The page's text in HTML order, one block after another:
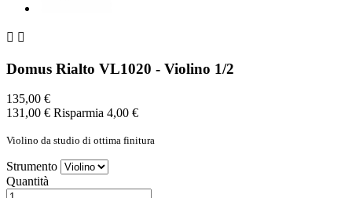
 
Domus Rialto VL1020 - Violino 1/2
135,00 €
131,00 € Risparmia 4,00 €
Violino da studio di ottima finitura
Strumento
Quantità